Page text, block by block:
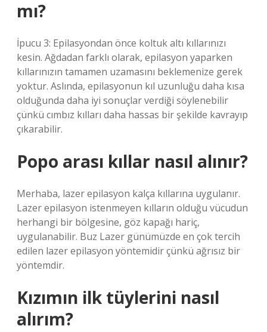
mı?
İpucu 3: Epilasyondan önce koltuk altı kıllarınızı
kesin. Ağdadan farklı olarak, epilasyon yaparken
kıllarınızın tamamen uzamasını beklemenize gerek
yoktur. Aslında, epilasyonun kıl uzunluğu daha kısa
olduğunda daha iyi sonuçlar verdiği söylenebilir
çünkü cımbız kılları daha hassas bir şekilde kavrayıp
çıkarabilir.
Popo arası kıllar nasıl alınır?
Merhaba, lazer epilasyon kalça kıllarına uygulanır.
Lazer epilasyon istenmeyen kılların olduğu vücudun
herhangi bir bölgesine, göz kapağı hariç,
uygulanabilir. Buz Lazer günümüzde en çok tercih
edilen lazer epilasyon yöntemidir çünkü ağrısız bir
yöntemdir.
Kızımın ilk tüylerini nasıl
alırım?